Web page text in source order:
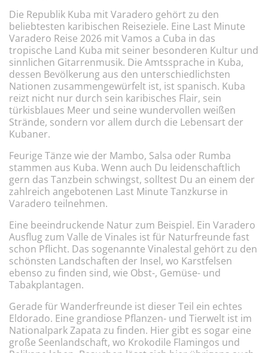
Die Republik Kuba mit Varadero gehört zu den
beliebtesten karibischen Reiseziele. Eine Last Minute
Varadero Reise 2026 mit Vamos a Cuba in das
tropische Land Kuba mit seiner besonderen Kultur und
sinnlichen Gitarrenmusik. Die Amtssprache in Kuba,
dessen Bevölkerung aus den unterschiedlichsten
Nationen zusammengewürfelt ist, ist spanisch. Kuba
reizt nicht nur durch sein karibisches Flair, sein
türkisblaues Meer und seine wundervollen weißen
Strände, sondern vor allem durch die Lebensart der
Kubaner.
Feurige Tänze wie der Mambo, Salsa oder Rumba
stammen aus Kuba. Wenn auch Du leidenschaftlich
gern das Tanzbein schwingst, solltest Du an einem der
zahlreich angebotenen Last Minute Tanzkurse in
Varadero teilnehmen.
Eine beeindruckende Natur zum Beispiel. Ein Varadero
Ausflug zum Valle de Vinales ist für Naturfreunde fast
schon Pflicht. Das sogenannte Vinalestal gehört zu den
schönsten Landschaften der Insel, wo Karstfelsen
ebenso zu finden sind, wie Obst-, Gemüse- und
Tabakplantagen.
Gerade für Wanderfreunde ist dieser Teil ein echtes
Eldorado. Eine grandiose Pflanzen- und Tierwelt ist im
Nationalpark Zapata zu finden. Hier gibt es sogar eine
große Seenlandschaft, wo Krokodile Flamingos und